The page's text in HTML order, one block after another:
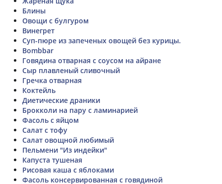
Блины
Овощи с булгуром
Винегрет
Суп-пюре из запеченых овощей без курицы.
Bombbar
Говядина отварная с соусом на айране
Сыр плавленый сливочный
Гречка отварная
Коктейль
Диетические драники
Брокколи на пару с ламинарией
Фасоль с яйцом
Салат с тофу
Салат овощной любимый
Пельмени "Из индейки"
Капуста тушеная
Рисовая каша с яблоками
Фасоль консервированная с говядиной